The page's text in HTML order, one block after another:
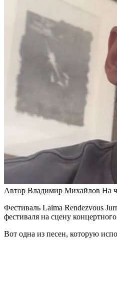
Автор Владимир Михайлов На
Фестиваль Laima Rendezvous
фестиваля на сцену
Вот одна из песен, которую